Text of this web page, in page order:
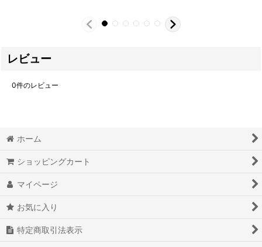
レビュー
0件のレビュー
ホーム
ショッピングカート
マイページ
お気に入り
特定商取引法表示